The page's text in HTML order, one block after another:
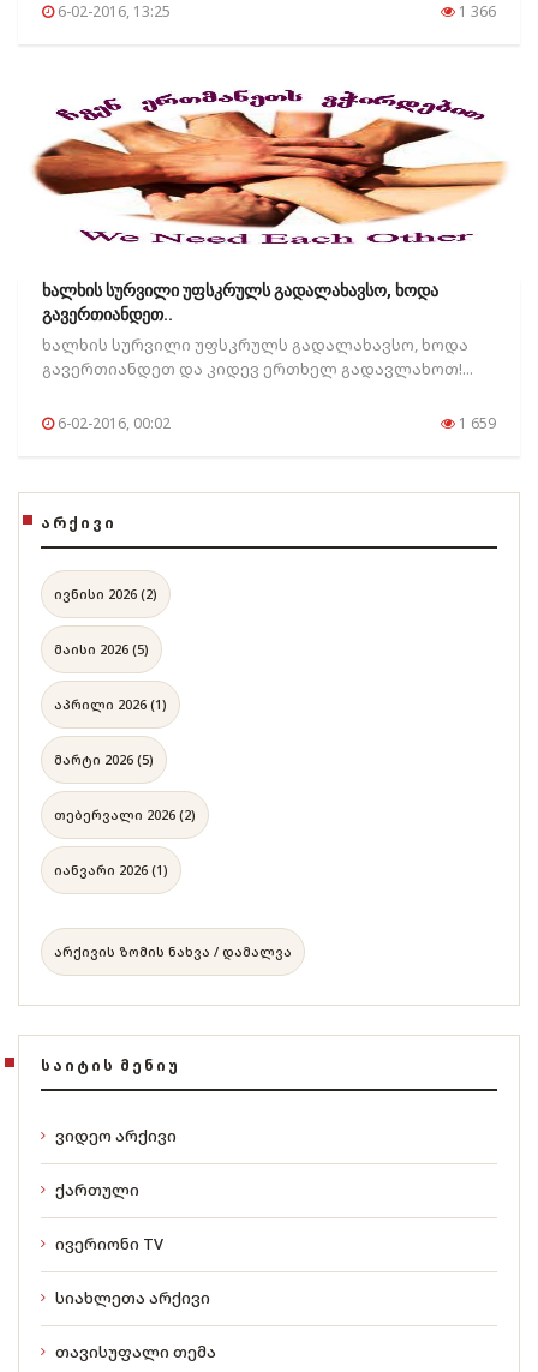
6-02-2016, 13:25 1 366
ხალხის სურვილი უფსკრულს გადალახავსო, ხოდა
გავერთიანდეთ..
ხალხის სურვილი უფსკრულს გადალახავსო, ხოდა
გავერთიანდეთ და კიდევ ერთხელ გადავლახოთ!...
6-02-2016, 00:02 1 659
ᲐᲠᲥᲘᲕᲘ
ივნისი 2026 (2)
მაისი 2026 (5)
აპრილი 2026 (1)
მარტი 2026 (5)
თებერვალი 2026 (2)
იანვარი 2026 (1)
არქივის ზომის ნახვა / დამალვა
ᲡᲐᲘᲢᲘᲡ ᲛᲔᲜᲘᲣ
ვიდეო არქივი
ქართული
ივერიონი TV
სიახლეთა არქივი
თავისუფალი თემა